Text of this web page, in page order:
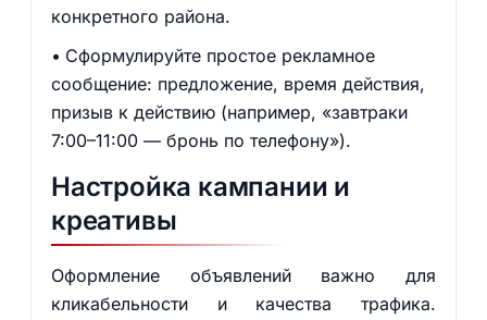
конкретного района.
Сформулируйте простое рекламное
сообщение: предложение, время действия,
призыв к действию (например, «завтраки
7:00–11:00 — бронь по телефону»).
Настройка кампании и
креативы
Оформление объявлений важно для
кликабельности и качества трафика.